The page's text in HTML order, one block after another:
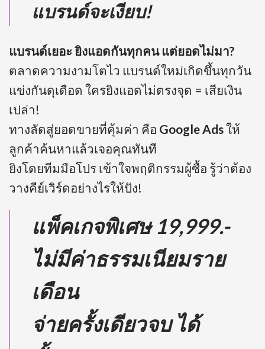
แบรนด์จะเงียบ!
แบรนด์เยอะ ยิงแอดกันทุกคน แต่ยอดไม่มา?
ตลาดความงามโตไว แบรนด์ใหม่เกิดขึ้นทุกวัน
แข่งกันดุเดือด ใครยิงแอดไม่ตรงจุด = เสียเงิน
เปล่า!
ทางลัดสู่ยอดขายที่คุ้มค่า คือ Google Adsให้
ลูกค้าค้นหาแล้วเจอคุณทันที
ยิงโดยทีมมือโปร เข้าใจพฤติกรรมผู้ซื้อ รู้ว่าต้อง
วางคีย์เวิร์ดอย่างไรให้ปัง!
แพ็คเกจพิเศษ 19,999.-
ไม่มีค่าธรรมเนียมราย
เดือน
จ่ายครั้งเดียวจบ ได้